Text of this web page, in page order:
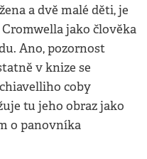
a dvě malé děti, je
jako člověka
Ano, pozornost
v knize se
coby
tu jeho obraz jako
o panovníka